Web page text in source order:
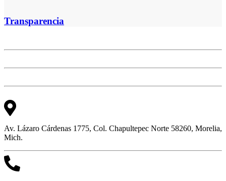
Transparencia
Av. Lázaro Cárdenas 1775, Col. Chapultepec Norte 58260, Morelia,
Mich.